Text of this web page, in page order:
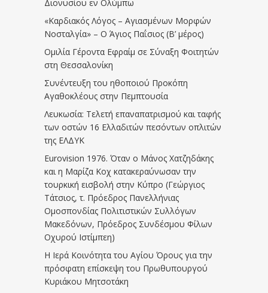
Διονυσίου εν Ολύμπω
«Καρδιακός Λόγος – Αγιασμένων Μορφών
Νοσταλγία» – Ο Άγιος Παΐσιος (Β’ μέρος)
Ομιλία Γέροντα Εφραίμ σε Σύναξη Φοιτητών
στη Θεσσαλονίκη
Συνέντευξη του ηθοποιού Προκόπη
Αγαθοκλέους στην Πεμπτουσία
Λευκωσία: Τελετή επαναπατρισμού και ταφής
των οστών 16 Ελλαδιτών πεσόντων οπλιτών
της ΕΛΔΥΚ
Eurovision 1976. Όταν ο Μάνος Χατζηδάκης
και η Μαρίζα Κοχ κατακεραύνωσαν την
τουρκική εισβολή στην Κύπρο (Γεώργιος
Τάτσιος, τ. Πρόεδρος Πανελλήνιας
Ομοσπονδίας Πολιτιστικών Συλλόγων
Μακεδόνων, Πρόεδρος Συνδέσμου Φίλων
Οχυρού Ιστίμπεη)
Η Ιερά Κοινότητα του Αγίου Όρους για την
πρόσφατη επίσκεψη του Πρωθυπουργού
Κυριάκου Μητσοτάκη